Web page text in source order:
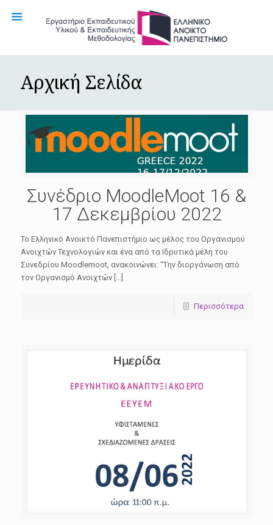
Αρχική Σελίδα
Συνέδριο MoodleMoot 16 &
17 Δεκεμβρίου 2022
Το Ελληνικό Ανοικτό Πανεπιστήμιο ως μέλος του Οργανισμού
Ανοιχτών Τεχνολογιών και ένα από τα Ιδρυτικά μέλη του
Συνεδρίου Moodlemoot, ανακοινώνει: “Tην διοργάνωση από
τον Οργανισμό Ανοιχτών […]
Περισσότερα